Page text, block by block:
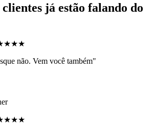
clientes já estão falando do
não. Vem você também"